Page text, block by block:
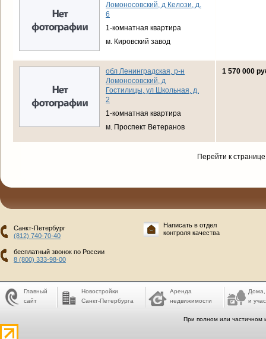
Ломоносовский, д Келози, д.
6
1-комнатная квартира
м. Кировский завод
обл Ленинградская, р-н
Ломоносовский, д
Гостилицы, ул Школьная, д.
2
1-комнатная квартира
м. Проспект Ветеранов
1 570 000
Перейти к
Санкт-Петербург
(812) 740-70-40
бесплатный звонок по России
8 (800) 333-98-00
Написать в отдел
контроля качества
Главный
сайт
Новостройки
Санкт-Петербурга
Аренда
недвижимости
Дома,
и
При полном или частичном